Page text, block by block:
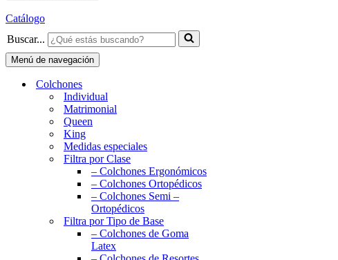
Catálogo
Buscar...
Menú de navegación
Colchones
Individual
Matrimonial
Queen
King
Medidas especiales
Filtra por Clase
– Colchones Ergonómicos
– Colchones Ortopédicos
– Colchones Semi –
Ortopédicos
Filtra por Tipo de Base
– Colchones de Goma
Latex